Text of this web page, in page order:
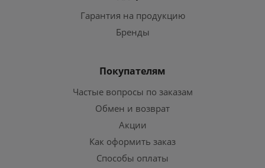
Гарантия на продукцию
Бренды
Покупателям
Частые вопросы по заказам
Обмен и возврат
Акции
Как оформить заказ
Способы оплаты